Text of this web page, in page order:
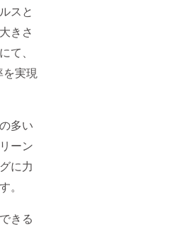
スと
きさ
て、
を実現
多い
ーン
に力
。
きる